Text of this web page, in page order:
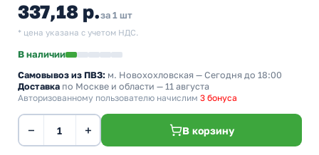
337,18 р.за 1 шт
* цена указана с учетом НДС.
В наличии
Самовывоз из ПВЗ: м. Новохохловская — Сегодня до 18:00
Доставка по Москве и области — 11 августа
Авторизованному пользователю начислим 3 бонуса
− + В корзину